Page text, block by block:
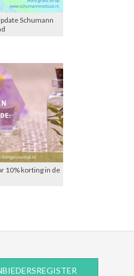
Schumann
10% korting in de